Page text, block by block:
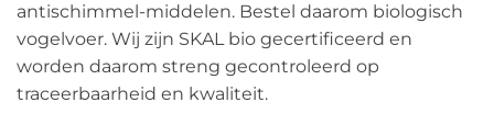
antischimmel-middelen. Bestel daarom biologisch
vogelvoer. Wij zijn SKAL bio gecertificeerd en
worden daarom streng gecontroleerd op
traceerbaarheid en kwaliteit.